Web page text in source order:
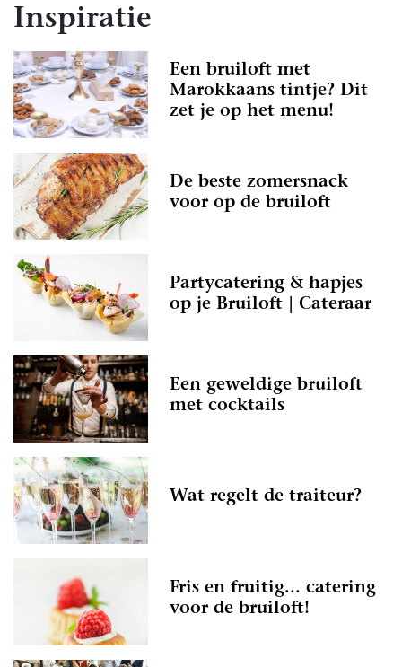
Inspiratie
Een bruiloft met
Marokkaans tintje? Dit
zet je op het menu!
De beste zomersnack
voor op de bruiloft
Partycatering & hapjes
op je Bruiloft | Cateraar
Een geweldige bruiloft
met cocktails
Wat regelt de traiteur?
Fris en fruitig... catering
voor de bruiloft!